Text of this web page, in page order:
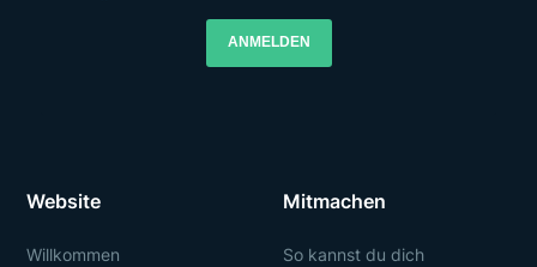
ANMELDEN
Website
Willkommen
Mitmachen
So kannst du dich